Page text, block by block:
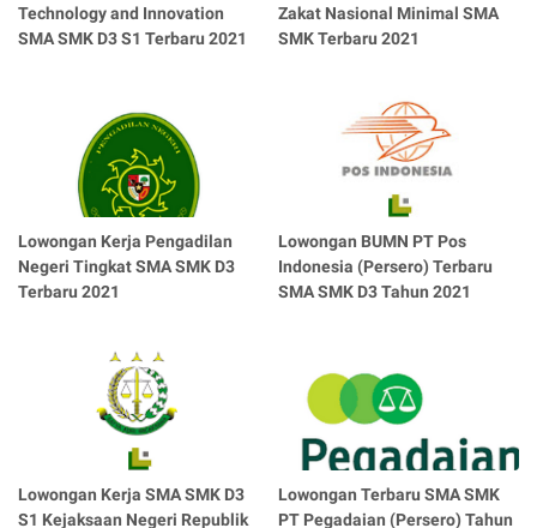
Technology and Innovation
SMA SMK D3 S1 Terbaru 2021
Zakat Nasional Minimal SMA
SMK Terbaru 2021
Lowongan Kerja Pengadilan
Negeri Tingkat SMA SMK D3
Terbaru 2021
Lowongan BUMN PT Pos
Indonesia (Persero) Terbaru
SMA SMK D3 Tahun 2021
Lowongan Kerja SMA SMK D3
S1 Kejaksaan Negeri Republik
Lowongan Terbaru SMA SMK
PT Pegadaian (Persero) Tahun